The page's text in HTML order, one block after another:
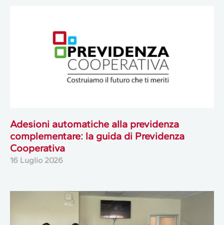
Adesioni automatiche alla previdenza
complementare: la guida di Previdenza
Cooperativa
16 Luglio 2026